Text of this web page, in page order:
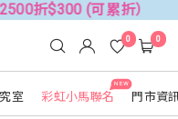
(可累折） 全館
室
NEW
彩虹小馬聯名 門市資
0 0